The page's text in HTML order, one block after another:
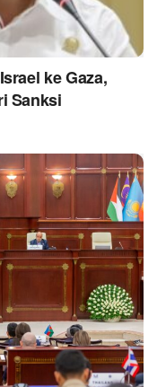
ke Gaza,
Sanksi